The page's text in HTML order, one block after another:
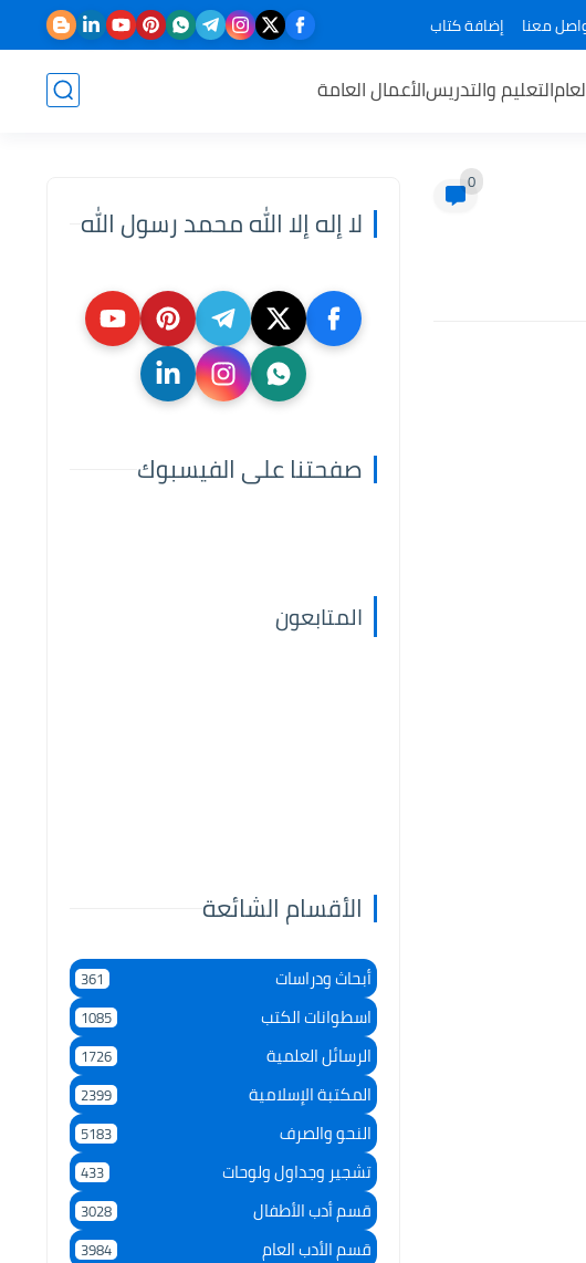
معنا إضافة كتاب
التعليم والتدريسالأعمال العامة
0
لا إله إلا الله محمد رسول الله
صفحتنا على الفيسبوك
المتابعون
الأقسام الشائعة
أبحاث ودراسات 361
اسطوانات الكتب 1085
الرسائل العلمية 1726
المكتبة الإسلامية 2399
النحو والصرف 5183
تشجير وجداول ولوحات 433
قسم أدب الأطفال 3028
قسم الأدب العام 3984